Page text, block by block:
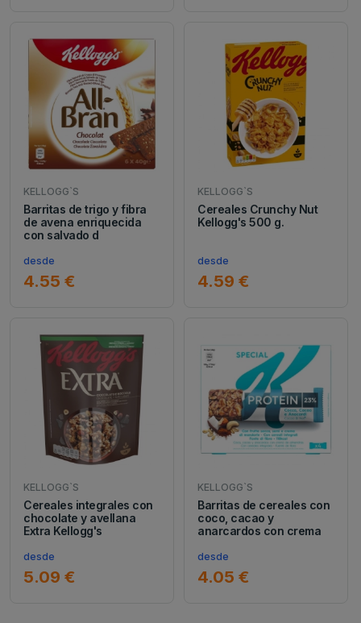
KELLOGG`S
Barritas de trigo y fibra
de avena enriquecida
con salvado d
desde
4.55 €
KELLOGG`S
Cereales Crunchy Nut
Kellogg's 500 g.
desde
4.59 €
KELLOGG`S
Cereales integrales con
chocolate y avellana
Extra Kellogg's
desde
5.09 €
KELLOGG`S
Barritas de cereales con
coco, cacao y
anarcardos con crema
desde
4.05 €